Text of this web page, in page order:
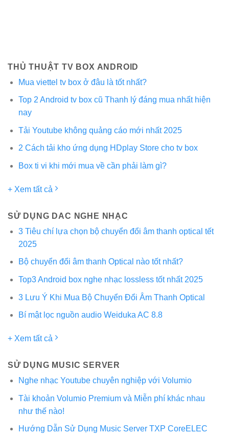
THỦ THUẬT TV BOX ANDROID
Mua viettel tv box ở đâu là tốt nhất?
Top 2 Android tv box cũ Thanh lý đáng mua nhất hiện
nay
Tải Youtube không quảng cáo mới nhất 2025
2 Cách tải kho ứng dụng HDplay Store cho tv box
Box ti vi khi mới mua về cần phải làm gì?
+ Xem tất cả
SỬ DỤNG DAC NGHE NHẠC
3 Tiêu chí lựa chọn bộ chuyển đổi âm thanh optical tết
2025
Bộ chuyển đổi âm thanh Optical nào tốt nhất?
Top3 Android box nghe nhạc lossless tốt nhất 2025
3 Lưu Ý Khi Mua Bộ Chuyển Đổi Âm Thanh Optical
Bí mật lọc nguồn audio Weiduka AC 8.8
+ Xem tất cả
SỬ DỤNG MUSIC SERVER
Nghe nhạc Youtube chuyên nghiệp với Volumio
Tài khoản Volumio Premium và Miễn phí khác nhau
như thế nào!
Hướng Dẫn Sử Dụng Music Server TXP CoreELEC